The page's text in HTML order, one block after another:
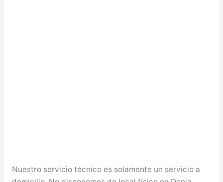
Nuestro servicio técnico es solamente un servicio a